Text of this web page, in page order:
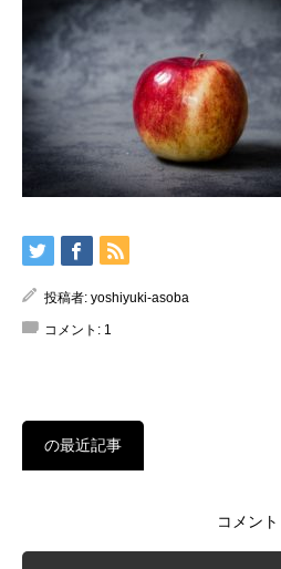
投稿者: yoshiyuki-asoba
コメント: 1
の最近記事
コメント